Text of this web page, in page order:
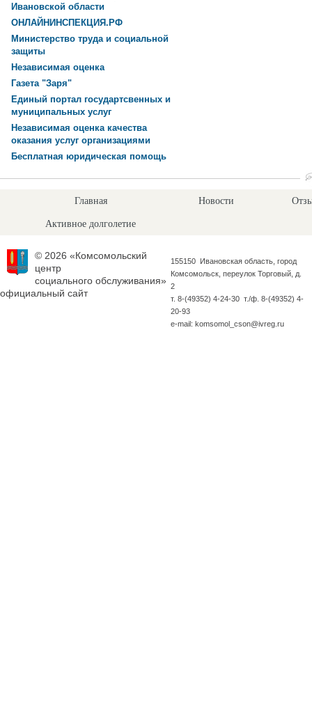
Ивановской области
ОНЛАЙНИНСПЕКЦИЯ.РФ
Министерство труда и социальной
защиты
Независимая оценка
Газета "Заря"
Единый портал государтсвенных и
муниципальных услуг
Независимая оценка качества
оказания услуг организациями
Бесплатная юридическая помощь
Главная Новости
Активное долголетие
© 2026 «Комсомольский
центр
социального обслуживания»
официальный сайт
155150 Ивановская область, город
Комсомольск, переулок Торговый, д.
2
т. 8-(49352) 4-24-30 т./ф. 8-(49352) 4-
20-93
e-mail: komsomol_cson@ivreg.ru